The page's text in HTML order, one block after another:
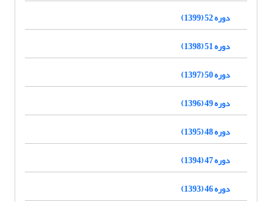
دوره 52 (1399)
دوره 51 (1398)
دوره 50 (1397)
دوره 49 (1396)
دوره 48 (1395)
دوره 47 (1394)
دوره 46 (1393)